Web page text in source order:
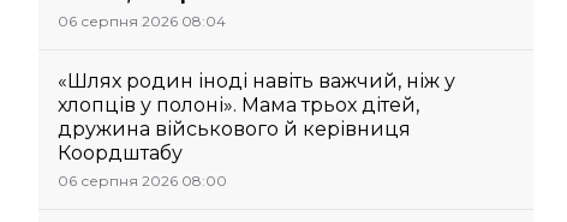
06 серпня 2026 08:04
«Шлях родин іноді навіть важчий, ніж у
хлопців у полоні». Мама трьох дітей,
дружина військового й керівниця
Коордштабу
06 серпня 2026 08:00